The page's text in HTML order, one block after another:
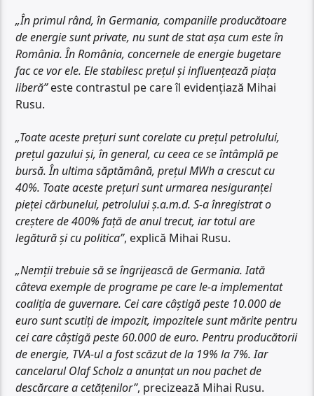
„În primul rând, în Germania, companiile producătoare
de energie sunt private, nu sunt de stat așa cum este în
România. În România, concernele de energie bugetare
fac ce vor ele. Ele stabilesc prețul și influențează piața
liberă”este contrastul pe care îl evidențiază Mihai
Rusu.
„Toate aceste prețuri sunt corelate cu prețul petrolului,
prețul gazului și, în general, cu ceea ce se întâmplă pe
bursă. În ultima săptămână, prețul MWh a crescut cu
40%. Toate aceste prețuri sunt urmarea nesiguranței
pieței cărbunelui, petrolului ș.a.m.d. S-a înregistrat o
creștere de 400% față de anul trecut, iar totul are
legătură și cu politica”, explică Mihai Rusu.
„Nemții trebuie să se îngrijească de Germania. Iată
câteva exemple de programe pe care le-a implementat
coaliția de guvernare. Cei care câștigă peste 10.000 de
euro sunt scutiți de impozit, impozitele sunt mărite pentru
cei care câștigă peste 60.000 de euro. Pentru producătorii
de energie, TVA-ul a fost scăzut de la 19% la 7%. Iar
cancelarul Olaf Scholz a anunțat un nou pachet de
descărcare a cetățenilor”, precizează Mihai Rusu.